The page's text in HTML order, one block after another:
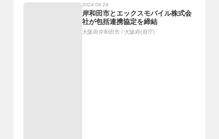
2024.08.29
岸和田市とエックスモバイル株式会
社が包括連携協定を締結
大阪府岸和田市 / 大阪府(府庁)